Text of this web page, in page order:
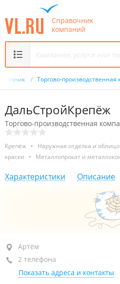
Справочник
компаний
/ Торгово-производственная
ДальСтройКрепёж
Торгово-производственная
Крепёж • Наружная отделка и
краски
• Металлопрокат и
Характеристики Описание
Артём, ул. Гагарина, 6
+7 (423) 268-88-15
+7 924 269-44-14
Артём
2 телефона
Показать адреса и контакты